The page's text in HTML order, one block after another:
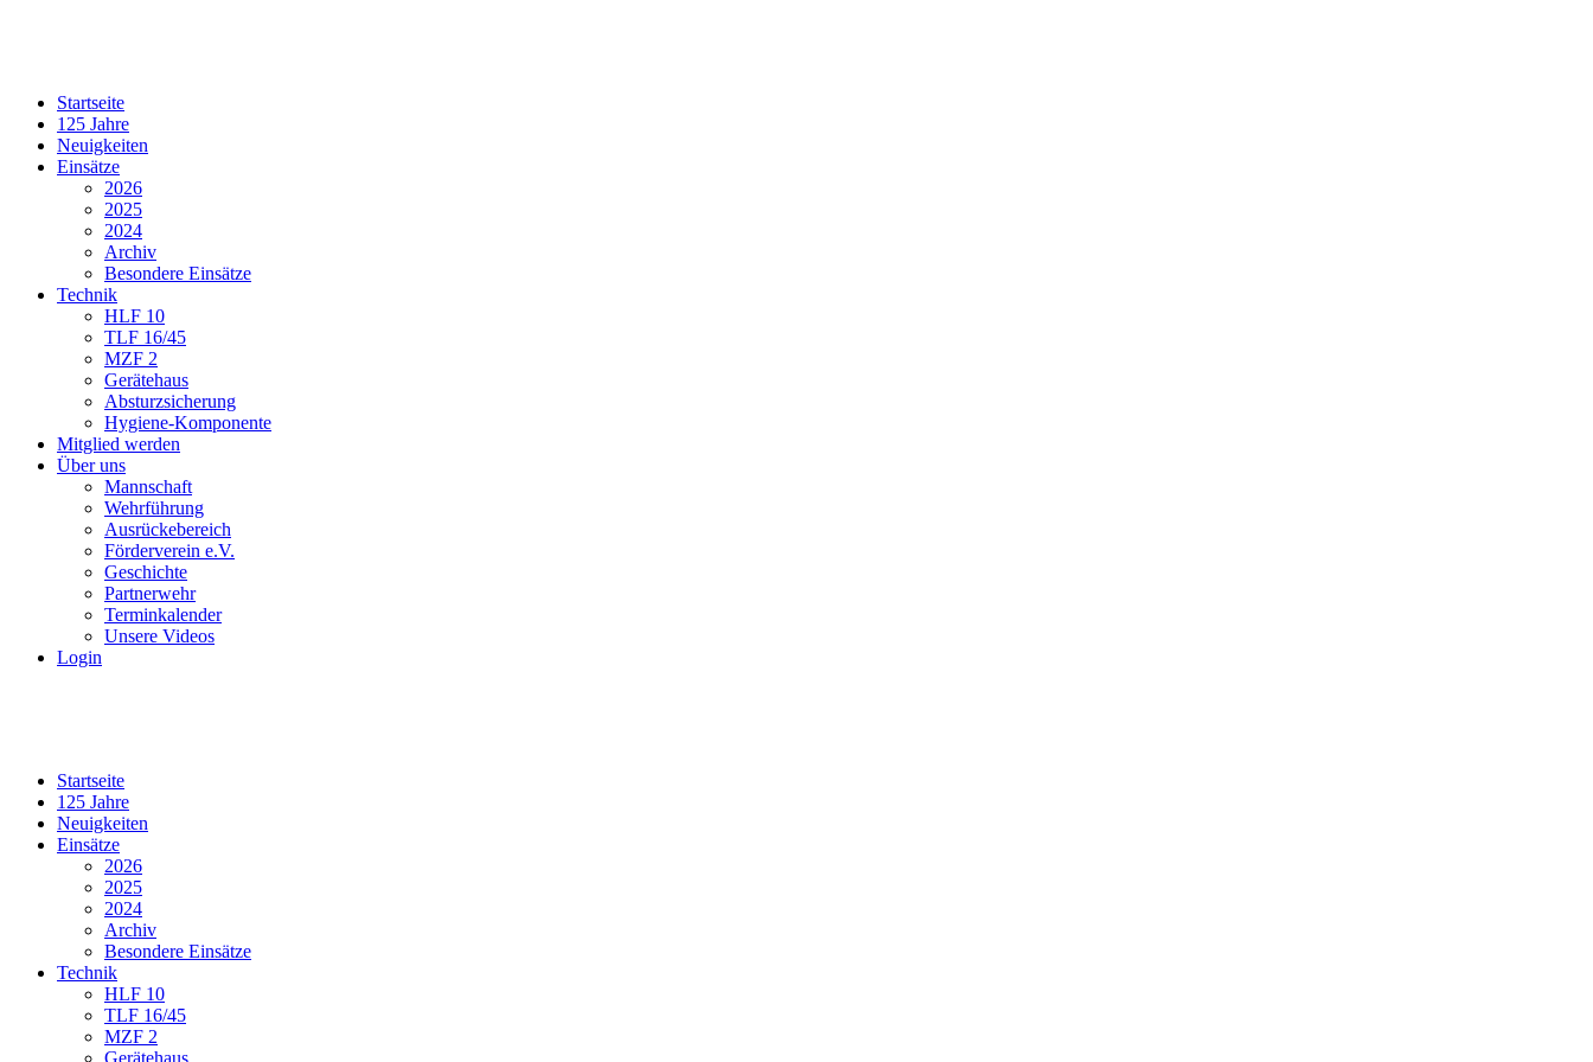
Startseite
125 Jahre
Neuigkeiten
Einsätze
2026
2025
2024
Archiv
Besondere Einsätze
Technik
HLF 10
TLF 16/45
MZF 2
Gerätehaus
Absturzsicherung
Hygiene-Komponente
Mitglied werden
Über uns
Mannschaft
Wehrführung
Ausrückebereich
Förderverein e.V.
Geschichte
Partnerwehr
Terminkalender
Unsere Videos
Login
Startseite
125 Jahre
Neuigkeiten
Einsätze
2026
2025
2024
Archiv
Besondere Einsätze
Technik
HLF 10
TLF 16/45
MZF 2
Gerätehaus